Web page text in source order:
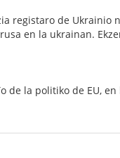
registaro de Ukrainio
en la ukrainan.
de la politiko de EU,